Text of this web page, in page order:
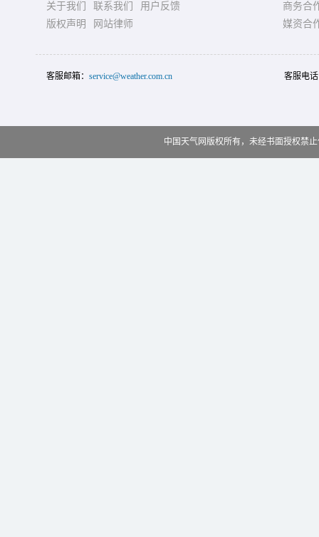
关于我们 联系我们
用户反馈
版权声明
网站律师
商务合
媒资合
客服邮箱： service@weather.com.cn 客服电
中国天气网版权所有，未经书面授权